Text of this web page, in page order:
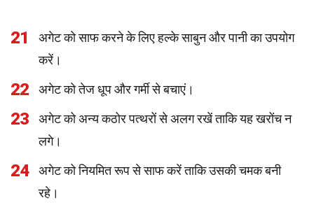
21
अगेट को साफ करने के लिए हल्के साबुन और पानी का उपयोग
करें।
22 अगेट को तेज धूप और गर्मी से बचाएं।
23
अगेट को अन्य कठोर पत्थरों से अलग रखें ताकि यह खरोंच न
लगे।
24
अगेट को नियमित रूप से साफ करें ताकि उसकी चमक बनी
रहे।